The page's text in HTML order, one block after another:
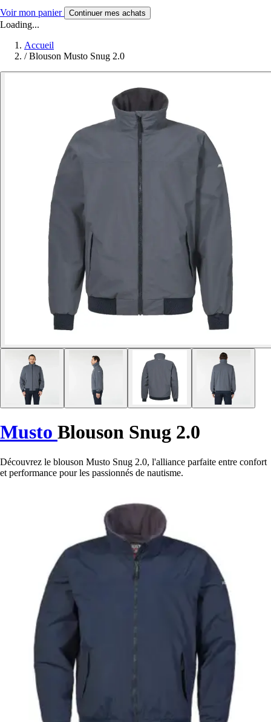
Voir mon panier Continuer mes achats
Loading...
Accueil
/ Blouson Musto Snug 2.0
Musto Blouson Snug 2.0
Découvrez le blouson Musto Snug 2.0, l'alliance parfaite entre confort
et performance pour les passionnés de nautisme.